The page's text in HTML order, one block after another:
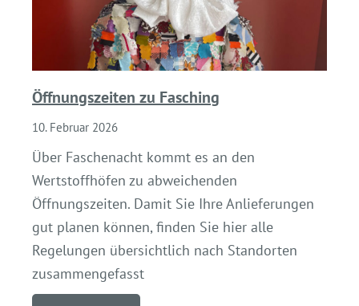
Öffnungszeiten zu Fasching
10. Februar 2026
Über Faschenacht kommt es an den
Wertstoffhöfen zu abweichenden
Öffnungszeiten. Damit Sie Ihre Anlieferungen
gut planen können, finden Sie hier alle
Regelungen übersichtlich nach Standorten
zusammengefasst